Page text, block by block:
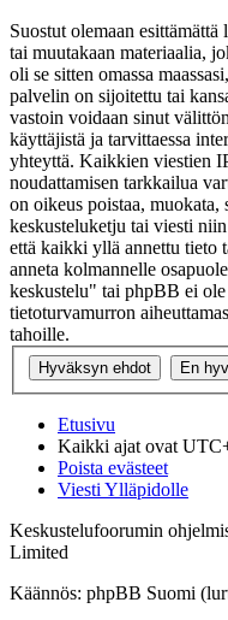
Suostut olemaan
tai muutakaan materiaalia,
oli se sitten omassa
palvelin on sijoitettu tai
vastoin voidaan sinut
käyttäjistä ja tarvittaessa
yhteyttä. Kaikkien viestien
noudattamisen tarkkailua
on oikeus poistaa, muokata,
keskusteluketju tai viesti
että kaikki yllä annettu tieto
anneta kolmannelle
keskustelu" tai phpBB ei ole
tietoturvamurron
tahoille.
Etusivu
Kaikki ajat ovat
Poista evästeet
Viesti Ylläpidolle
Keskustelufoorumin
Limited
Käännös: phpBB Suomi